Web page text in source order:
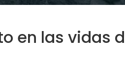
en las vidas